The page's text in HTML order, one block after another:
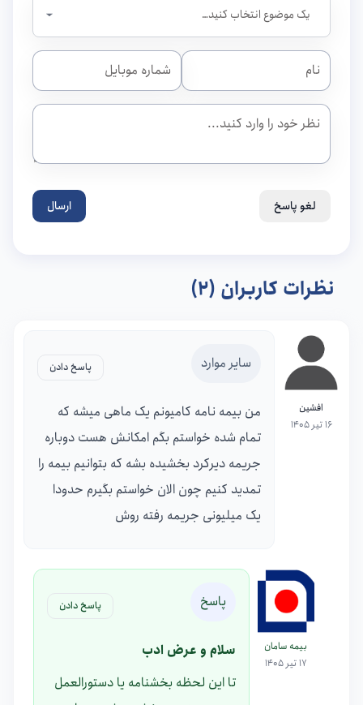
لغو پاسخ ارسال
نظرات کاربران (2)
افشین
16 تیر 1405
سایر موارد پاسخ دادن
من بیمه نامه کامیونم یک ماهی میشه که
تمام شده خواستم بگم امکانش هست دوباره
جریمه دیرکرد بخشیده بشه که بتوانیم بیمه را
تمدید کنیم چون الان خواستم بگیرم حدودا
یک میلیونی جریمه رفته روش
بیمه سامان
17 تیر 1405
پاسخ پاسخ دادن
سلام و عرض ادب
تا این لحظه بخشنامه یا دستورالعمل